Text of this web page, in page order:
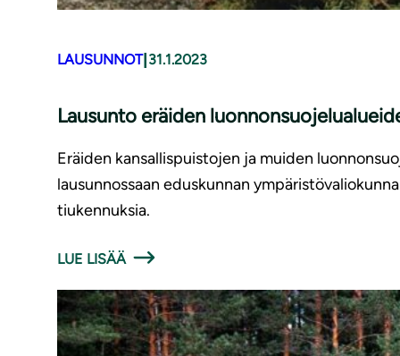
LAUSUNNOT|31.1.2023
Lausunto eräiden
Eräiden kansallispuistojen ja muiden
lausunnossaan eduskunnan
tiukennuksia.
LUE LISÄÄ